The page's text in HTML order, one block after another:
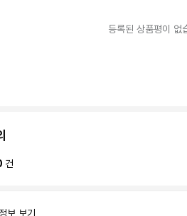
등록된 상품평이 없
건
보 보기